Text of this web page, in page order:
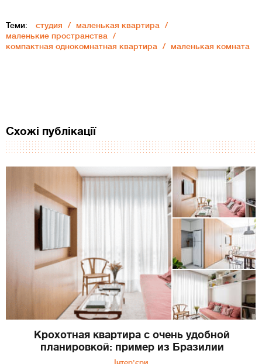
Теми: студия
маленькая квартира
маленькие пространства
компактная однокомнатная квартира
маленькая комната
Схожі публікації
Крохотная квартира с очень удобной
планировкой: пример из Бразилии